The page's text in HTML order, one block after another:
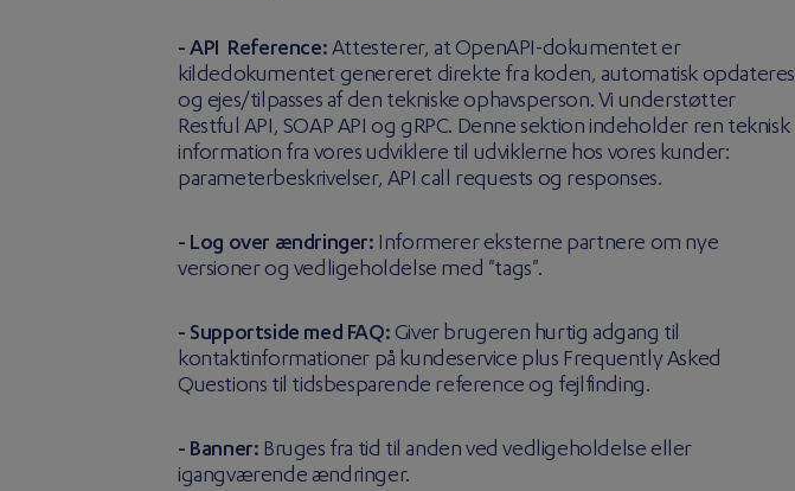
- API Reference: Attesterer, at OpenAPI-dokumentet er
kildedokumentet genereret direkte fra koden, automatisk opdateres
og ejes/tilpasses af den tekniske ophavsperson. Vi understøtter
Restful API, SOAP API og gRPC. Denne sektion indeholder ren teknisk
information fra vores udviklere til udviklerne hos vores kunder:
parameterbeskrivelser, API call requests og responses.
- Log over ændringer: Informerer eksterne partnere om nye
versioner og vedligeholdelse med "tags".
- Supportside med FAQ: Giver brugeren hurtig adgang til
kontaktinformationer på kundeservice plus Frequently Asked
Questions til tidsbesparende reference og fejlfinding.
- Banner: Bruges fra tid til anden ved vedligeholdelse eller
igangværende ændringer.